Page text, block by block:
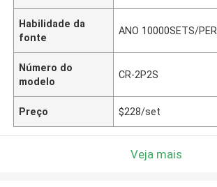
Habilidade da
fonte
ANO 10000SETS/PER
Número do
modelo
CR-2P2S
Preço $228/set
Veja mais